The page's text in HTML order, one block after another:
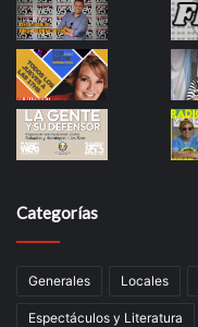
Categorías
Generales Locales
Espectáculos y Literatura